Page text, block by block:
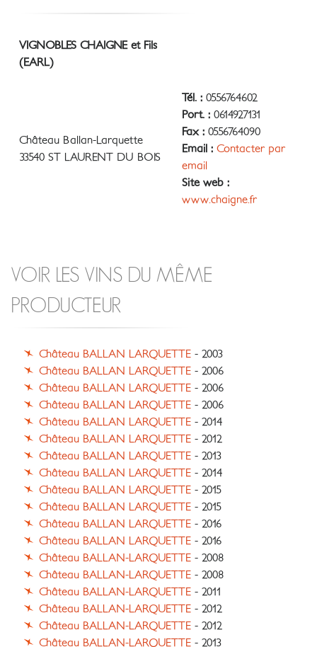
VIGNOBLES CHAIGNE et Fils
(EARL)
Château Ballan-Larquette
33540 ST LAURENT DU BOIS
Tél. : 0556764602
Port. : 0614927131
Fax : 0556764090
Email : Contacter par
email
Site web :
www.chaigne.fr
VOIR LES VINS DU MÊME
PRODUCTEUR
Château BALLAN LARQUETTE - 2003
Château BALLAN LARQUETTE - 2006
Château BALLAN LARQUETTE - 2006
Château BALLAN LARQUETTE - 2006
Château BALLAN LARQUETTE - 2014
Château BALLAN LARQUETTE - 2012
Château BALLAN LARQUETTE - 2013
Château BALLAN LARQUETTE - 2014
Château BALLAN LARQUETTE - 2015
Château BALLAN LARQUETTE - 2015
Château BALLAN LARQUETTE - 2016
Château BALLAN LARQUETTE - 2016
Château BALLAN-LARQUETTE - 2008
Château BALLAN-LARQUETTE - 2008
Château BALLAN-LARQUETTE - 2011
Château BALLAN-LARQUETTE - 2012
Château BALLAN-LARQUETTE - 2012
Château BALLAN-LARQUETTE - 2013